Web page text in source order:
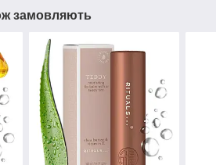
замовляють